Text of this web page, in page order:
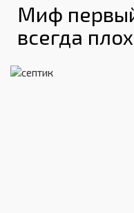
Миф
всегда